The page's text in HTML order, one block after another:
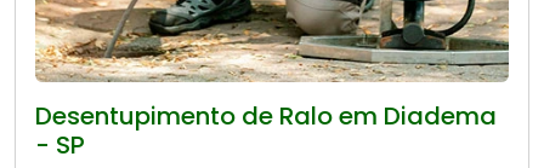
Desentupimento de Ralo em Diadema
- SP